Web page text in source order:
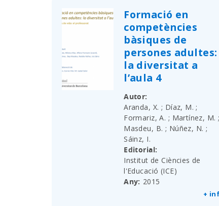
Formació en
competències
bàsiques de
persones adultes:
la diversitat a
l’aula 4
Autor
Aranda, X. ; Díaz, M. ;
Formariz, A. ; Martínez, M. ;
Masdeu, B. ; Núñez, N. ;
Sáinz, I.
Editorial
Institut de Ciències de
l'Educació (ICE)
Any 2015
+